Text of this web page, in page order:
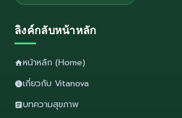
ลิงค์กลับหน้าหลัก
หน้าหลัก (Home)
เกี่ยวกับ Vitanova
บทความสุขภาพ